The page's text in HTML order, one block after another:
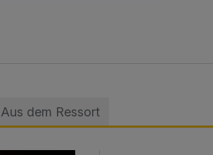
Aus dem Ressort